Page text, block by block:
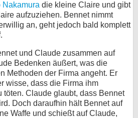
Nakamura die kleine Claire und gibt
aufzuziehen. Bennet nimmt
an, geht jedoch bald komplett
und Claude zusammen auf
Bedenken äußert, was die
Methoden der Firma angeht. Er
wisse, dass die Firma ihm
töten. Claude glaubt, dass Bennet
Doch daraufhin hält Bennet auf
Waffe und schießt auf Claude,